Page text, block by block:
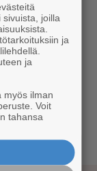
joilla
ja
ja
myös ilman
Voit
tahansa